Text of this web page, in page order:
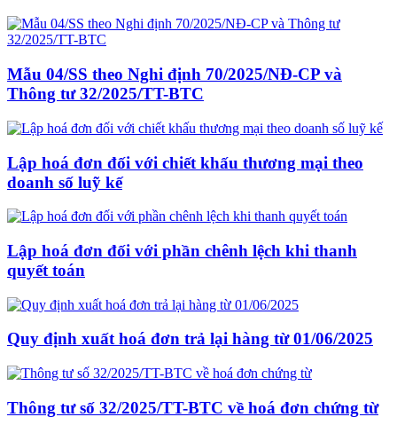
Mẫu 04/SS theo Nghi định 70/2025/NĐ-CP và
Thông tư 32/2025/TT-BTC
Lập hoá đơn đối với chiết khấu thương mại theo
doanh số luỹ kế
Lập hoá đơn đối với phần chênh lệch khi thanh
quyết toán
Quy định xuất hoá đơn trả lại hàng từ 01/06/2025
Thông tư số 32/2025/TT-BTC về hoá đơn chứng từ